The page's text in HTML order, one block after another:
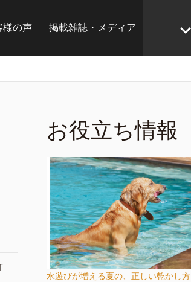
様の声 掲載雑誌・メディア
お役立ち情報
水遊びが増える夏の、正しい乾かし方